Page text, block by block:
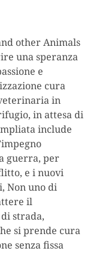
other Animals
una speranza
e
cura
in
in attesa di
include
guerra, per
e i nuovi
Non uno di
il
strada,
si prende cura
senza fissa